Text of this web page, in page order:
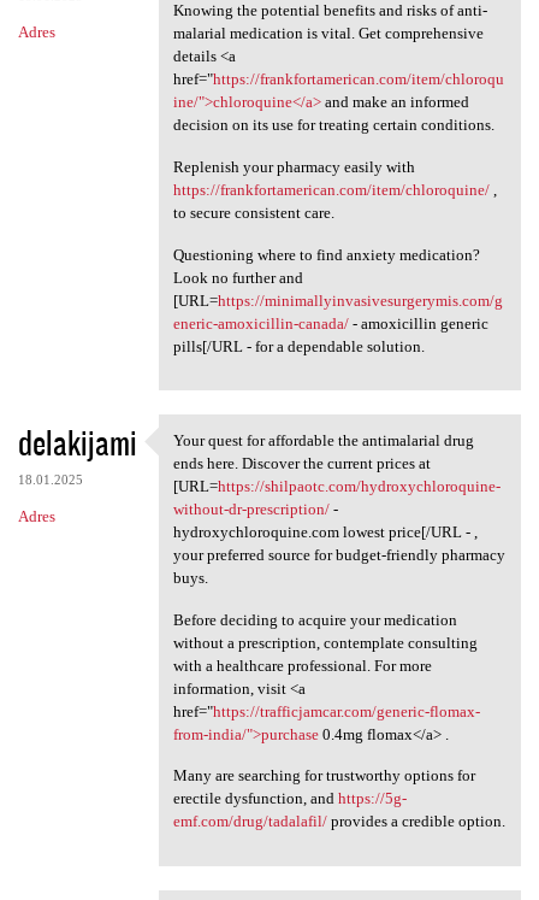
Adres
Knowing the potential benefits and risks of anti-
malarial medication is vital. Get comprehensive
details <a
href="https://frankfortamerican.com/item/chloroqu
ine/">chloroquine</a>and make an informed
decision on its use for treating certain conditions.
Replenish your pharmacy easily with
https://frankfortamerican.com/item/chloroquine/,
to secure consistent care.
Questioning where to find anxiety medication?
Look no further and
[URL=https://minimallyinvasivesurgerymis.com/g
eneric-amoxicillin-canada/- amoxicillin generic
pills[/URL - for a dependable solution.
delakijami
18.01.2025
Adres
Your quest for affordable the
Your quest for affordable the antimalarial drug
ends here. Discover the current prices at
[URL=https://shilpaotc.com/hydroxychloroquine-
without-dr-prescription/-
hydroxychloroquine.com lowest price[/URL - ,
your preferred source for budget-friendly pharmacy
buys.
Before deciding to acquire your medication
without a prescription, contemplate consulting
with a healthcare professional. For more
information, visit <a
href="https://trafficjamcar.com/generic-flomax-
from-india/">purchase0.4mg flomax</a> .
Many are searching for trustworthy options for
erectile dysfunction, and https://5g-
emf.com/drug/tadalafil/provides a credible option.